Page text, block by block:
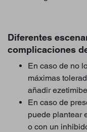
Diferentes
complicaciones
En caso de no
máximas
añadir
En caso de
puede plantear
o con un